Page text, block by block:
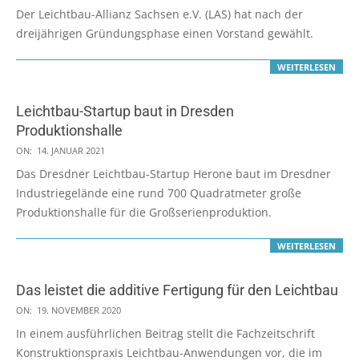
01-
18
Der Leichtbau-Allianz Sachsen e.V. (LAS) hat nach der
dreijährigen Gründungsphase einen Vorstand gewählt.
WEITERLESEN
Leichtbau-Startup baut in Dresden
Produktionshalle
2021-
01-
14
ON: 14. JANUAR 2021
Das Dresdner Leichtbau-Startup Herone baut im Dresdner
Industriegelände eine rund 700 Quadratmeter große
Produktionshalle für die Großserienproduktion.
WEITERLESEN
Das leistet die additive Fertigung für den Leichtbau
2020-
11-
19
ON: 19. NOVEMBER 2020
In einem ausführlichen Beitrag stellt die Fachzeitschrift
Konstruktionspraxis Leichtbau-Anwendungen vor, die im